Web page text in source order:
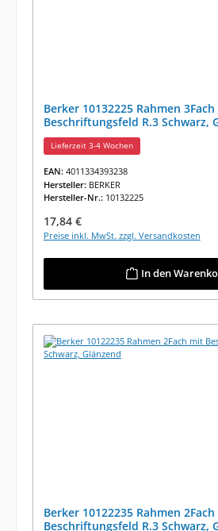
Berker 10132225 Rahmen
Beschriftungsfeld R.3 Schwarz,
Lieferzeit 3-4 Wochen
EAN: 4011334393238
Hersteller: BERKER
Hersteller-Nr.: 10132225
Regulärer Preis:
17,84 €
Preise inkl. MwSt. zzgl. Versandkosten
In den
Berker 10122235 Rahmen
Beschriftungsfeld R.3 Schwarz,